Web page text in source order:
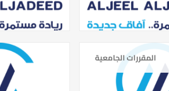
المقررات الجامعية